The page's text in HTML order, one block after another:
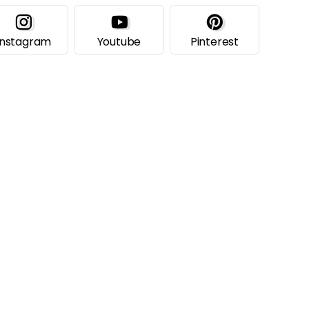
Youtube Pinterest